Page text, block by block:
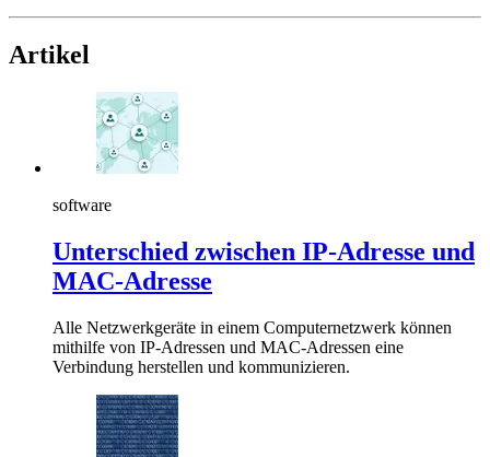
Artikel
software
Unterschied zwischen IP-Adresse und
MAC-Adresse
Alle Netzwerkgeräte in einem Computernetzwerk können
mithilfe von IP-Adressen und MAC-Adressen eine
Verbindung herstellen und kommunizieren.